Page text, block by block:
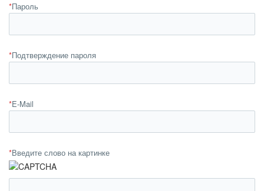
*Пароль
*Подтверждение пароля
*E-Mail
*Введите слово на картинке